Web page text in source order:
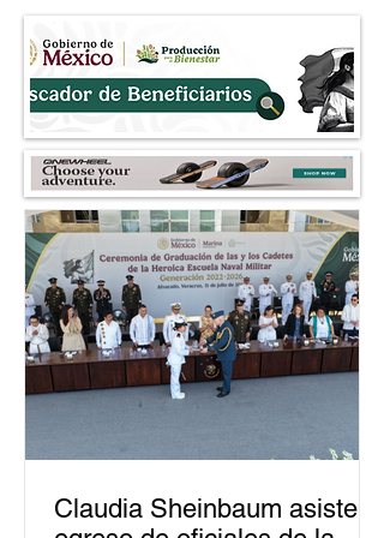
Claudia Sheinbaum asiste a